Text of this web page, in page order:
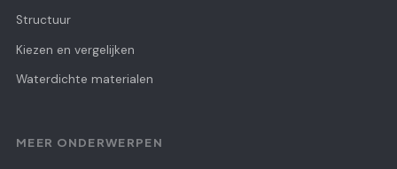
Structuur
Kiezen en vergelijken
Waterdichte materialen
MEER ONDERWERPEN